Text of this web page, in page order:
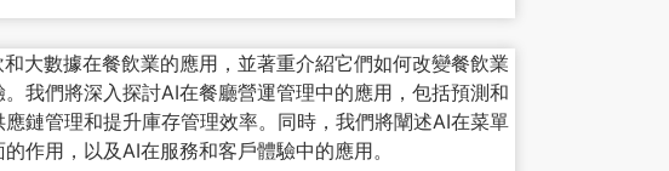
大數據在餐飲業的應用，並著重介紹它們如何改變餐飲業
我們將深入探討AI在餐廳營運管理中的應用，包括預測和
鏈管理和提升庫存管理效率。同時，我們將闡述AI在菜單
作用，以及AI在服務和客戶體驗中的應用。